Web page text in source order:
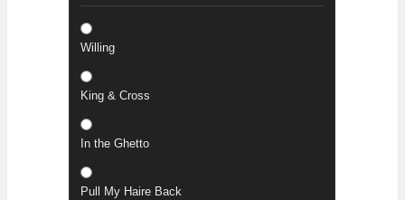
Willing
King & Cross
In the Ghetto
Pull My Haire Back